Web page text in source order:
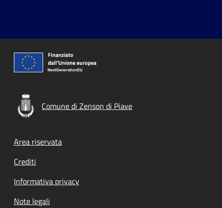
Comune di Zenson di Piave
Footer menu
Area riservata
Crediti
Informativa privacy
Note legali